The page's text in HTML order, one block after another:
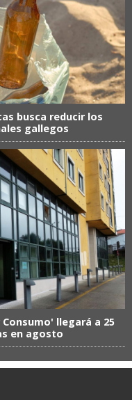
busca reducir los
gallegos
llegará a 25
en agosto